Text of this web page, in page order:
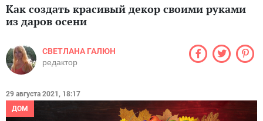
Как создать красивый декор своими руками
из даров осени
СВЕТЛАНА ГАЛЮН
редактор
29 августа 2021, 18:17
ДОМ